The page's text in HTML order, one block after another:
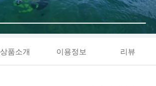
상품소개 이용정보 리뷰